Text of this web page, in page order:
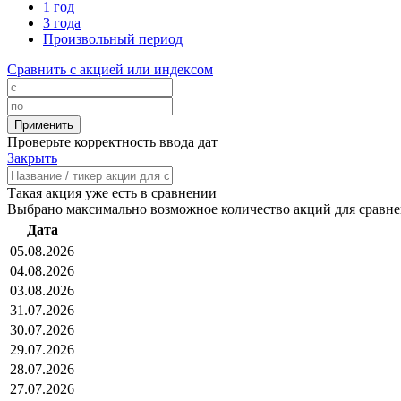
1 год
3 года
Произвольный период
Сравнить с акцией или индексом
Проверьте корректность ввода дат
Закрыть
Такая акция уже есть в сравнении
Выбрано максимально возможное количество акций для
Дата
05.08.2026
04.08.2026
03.08.2026
31.07.2026
30.07.2026
29.07.2026
28.07.2026
27.07.2026